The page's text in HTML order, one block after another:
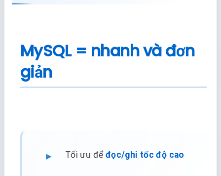
MySQL = nhanh và đơn
giản
Tối ưu để đọc/ghi tốc độ cao